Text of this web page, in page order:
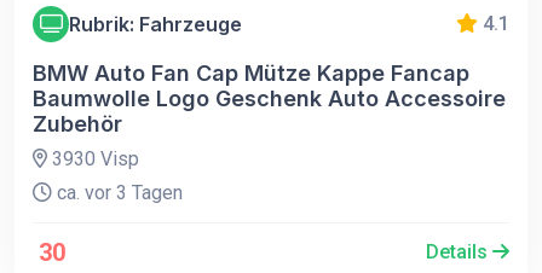
Rubrik: Fahrzeuge 4.1
BMW Auto Fan Cap Mütze Kappe Fancap
Baumwolle Logo Geschenk Auto Accessoire
Zubehör
3930 Visp
ca. vor 3 Tagen
30 Details